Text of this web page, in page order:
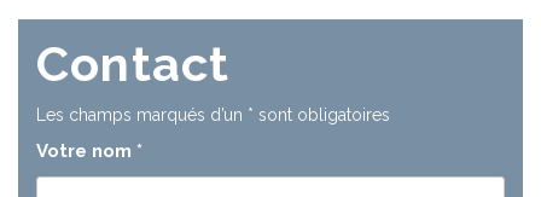
Contact
Les champs marqués d’un * sont obligatoires
Votre nom *